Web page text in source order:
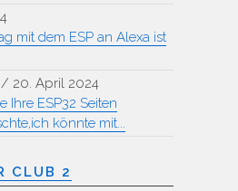
mit dem ESP an Alexa ist
/ 20. April 2024
Ihre ESP32 Seiten
könnte mit...
CLUB 2